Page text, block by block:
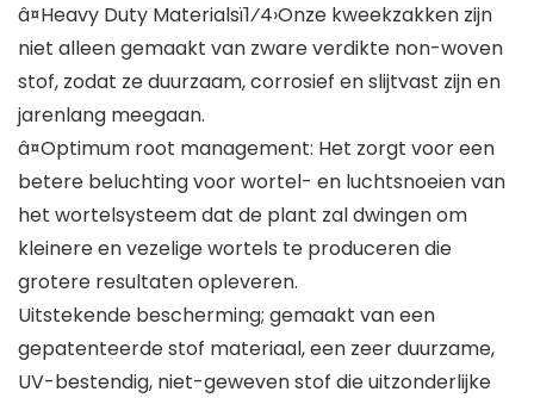
â¤Heavy Duty Materialsï1⁄4›Onze kweekzakken zijn
niet alleen gemaakt van zware verdikte non-woven
stof, zodat ze duurzaam, corrosief en slijtvast zijn en
jarenlang meegaan.
â¤Optimum root management: Het zorgt voor een
betere beluchting voor wortel- en luchtsnoeien van
het wortelsysteem dat de plant zal dwingen om
kleinere en vezelige wortels te produceren die
grotere resultaten opleveren.
Uitstekende bescherming; gemaakt van een
gepatenteerde stof materiaal, een zeer duurzame,
UV-bestendig, niet-geweven stof die uitzonderlijke